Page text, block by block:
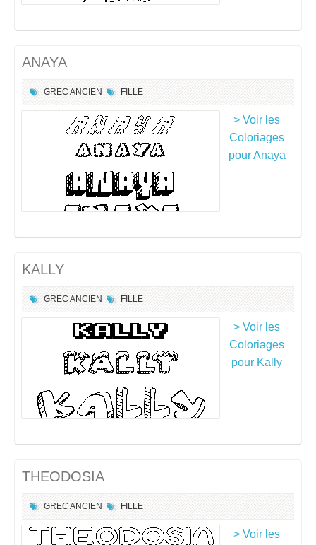
ANAYA
GREC ANCIEN FILLE
> Voir les
Coloriages
pour Anaya
KALLY
GREC ANCIEN FILLE
> Voir les
Coloriages
pour Kally
THEODOSIA
GREC ANCIEN FILLE
> Voir les